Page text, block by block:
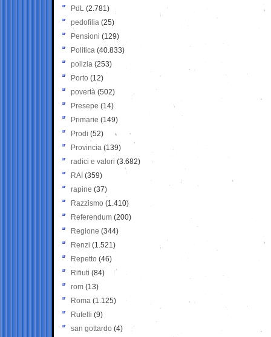
PdL (2.781)
pedofilia (25)
Pensioni (129)
Politica (40.833)
polizia (253)
Porto (12)
povertà (502)
Presepe (14)
Primarie (149)
Prodi (52)
Provincia (139)
radici e valori (3.682)
RAI (359)
rapine (37)
Razzismo (1.410)
Referendum (200)
Regione (344)
Renzi (1.521)
Repetto (46)
Rifiuti (84)
rom (13)
Roma (1.125)
Rutelli (9)
san gottardo (4)